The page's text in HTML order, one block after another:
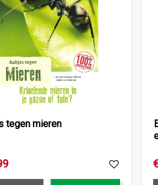
tegen mieren